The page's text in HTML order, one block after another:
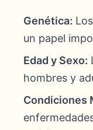
Genética:
un papel
Edad y Sexo:
hombres y
Condiciones